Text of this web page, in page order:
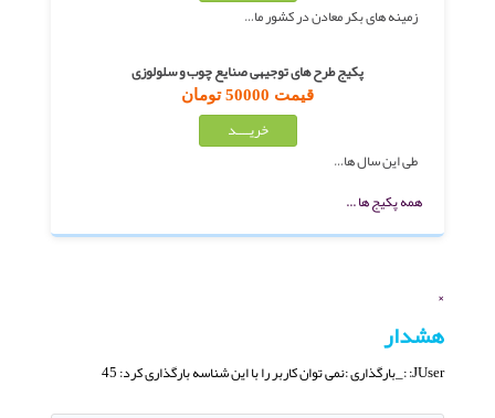
زمینه های بکر معادن در کشور ما…
پکیج طرح های توجیهی صنایع چوب و سلولوزی
قیمت 50000 تومان
طی این سال ها…
همه پکیج ها ...
×
هشدار
JUser: :_بارگذاری :نمی توان کاربر را با این شناسه بارگذاری کرد: 45